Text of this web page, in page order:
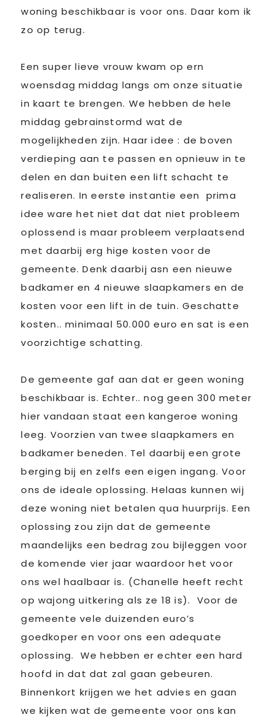
woning beschikbaar is voor ons. Daar kom ik
zo op terug.
Een super lieve vrouw kwam op ern
woensdag middag langs om onze situatie
in kaart te brengen. We hebben de hele
middag gebrainstormd wat de
mogelijkheden zijn. Haar idee : de boven
verdieping aan te passen en opnieuw in te
delen en dan buiten een lift schacht te
realiseren. In eerste instantie een prima
idee ware het niet dat dat niet probleem
oplossend is maar probleem verplaatsend
met daarbij erg hige kosten voor de
gemeente. Denk daarbij asn een nieuwe
badkamer en 4 nieuwe slaapkamers en de
kosten voor een lift in de tuin. Geschatte
kosten.. minimaal 50.000 euro en sat is een
voorzichtige schatting.
De gemeente gaf aan dat er geen woning
beschikbaar is. Echter.. nog geen 300 meter
hier vandaan staat een kangeroe woning
leeg. Voorzien van twee slaapkamers en
badkamer beneden. Tel daarbij een grote
berging bij en zelfs een eigen ingang. Voor
ons de ideale oplossing. Helaas kunnen wij
deze woning niet betalen qua huurprijs. Een
oplossing zou zijn dat de gemeente
maandelijks een bedrag zou bijleggen voor
de komende vier jaar waardoor het voor
ons wel haalbaar is. (Chanelle heeft recht
op wajong uitkering als ze 18 is). Voor de
gemeente vele duizenden euro’s
goedkoper en voor ons een adequate
oplossing. We hebben er echter een hard
hoofd in dat dat zal gaan gebeuren.
Binnenkort krijgen we het advies en gaan
we kijken wat de gemeente voor ons kan